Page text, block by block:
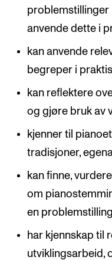
problemstillinger
anvende dette i
kan anvende
begreper i
kan reflektere
og gjøre bruk av
kjenner til
tradisjoner,
kan finne,
om
en problemstilling
har kjennskap til
utviklingsarbeid,